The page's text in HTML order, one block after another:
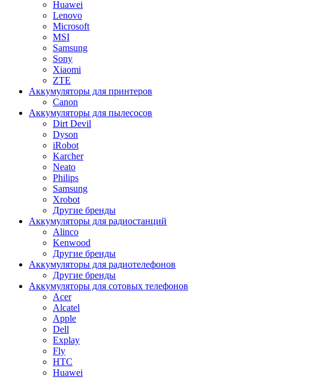
Huawei
Lenovo
Microsoft
MSI
Samsung
Sony
Xiaomi
ZTE
Аккумуляторы для принтеров
Canon
Аккумуляторы для пылесосов
Dirt Devil
Dyson
iRobot
Karcher
Neato
Philips
Samsung
Xrobot
Другие бренды
Аккумуляторы для радиостанций
Alinco
Kenwood
Другие бренды
Аккумуляторы для радиотелефонов
Другие бренды
Аккумуляторы для сотовых телефонов
Acer
Alcatel
Apple
Dell
Explay
Fly
HTC
Huawei